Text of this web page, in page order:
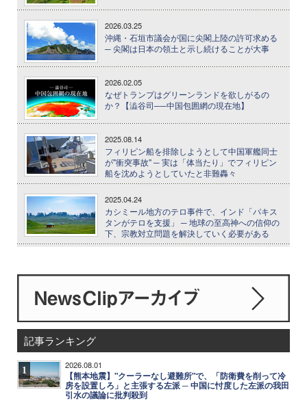
2026.03.25
沖縄・石垣市議会が国に尖閣上陸の許可求める
─ 尖閣は日本の領土と示し続けることが大事
2026.02.05
なぜトランプはグリーンランドを欲しがるの
か？【澁谷司──中国包囲網の現在地】
2025.08.14
フィリピン船を排除しようとして中国軍艦同士
が"衝突事故" ─ 実は「体当たり」でフィリピン
船を沈めようとしていたと非難轟々
2025.04.24
カシミール地方のテロ事件で、インド「パキス
タンがテロを支援」 ─ 地球の至高神への信仰の
下、宗教対立問題を解決していく必要がある
記事ランキング
1 2026.08.01
【熊本地震】"クーラーなし避難所"で、「防衛費を削って冷
房を設置しろ」と主張する左派 ─ 中国に忖度した左派の我田
引水の議論に批判殺到